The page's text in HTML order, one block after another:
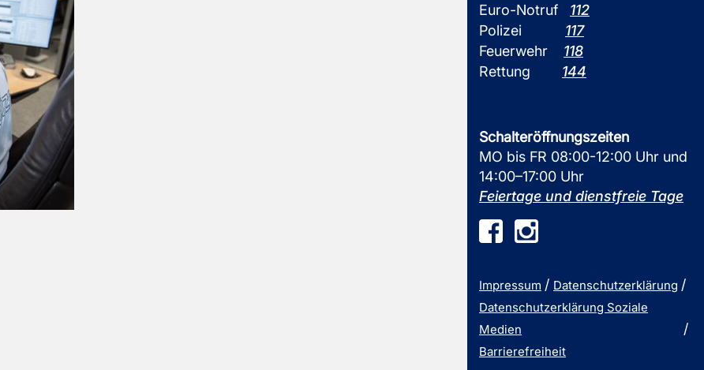
Euro-Notruf 112
Polizei 117
Feuerwehr 118
Rettung 144
Schalteröffnungszeiten
MO bis FR 08:00-12:00 Uhr und
14:00–17:00 Uhr
Feiertage und dienstfreie Tage
Impressum
Datenschutzerklärung
Datenschutzerklärung Soziale
Medien
Barrierefreiheit